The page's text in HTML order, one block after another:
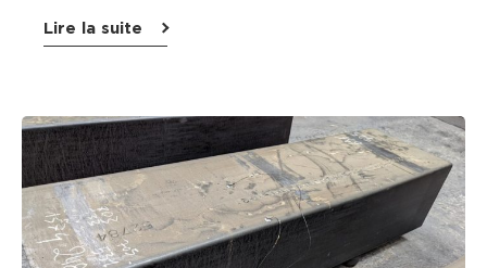
Lire la suite